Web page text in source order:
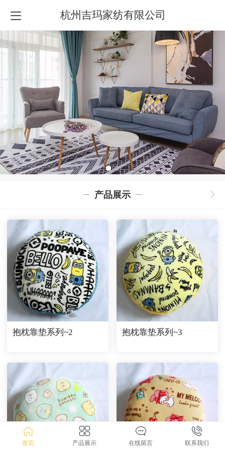
杭州吉玛家纺有限公司
产品展示
抱枕靠垫系列~2 抱枕靠垫系列~3
首页 产品展示 在线留言 联系我们